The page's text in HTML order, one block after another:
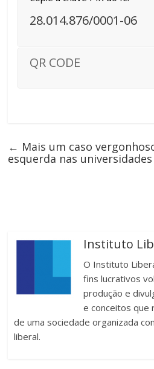
28.014.876/0001-06
QR CODE
← Mais um caso
esquerda nas universidades
Instituto
O Instituto
fins lucrativos
produção e
e conceitos que
de uma sociedade organizada
liberal.